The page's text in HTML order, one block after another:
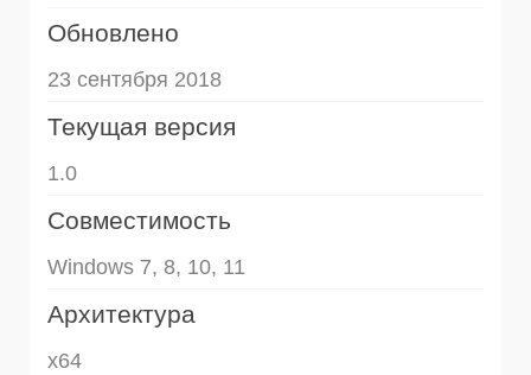
Обновлено
23 сентября 2018
Текущая версия
1.0
Совместимость
Windows 7, 8, 10, 11
Архитектура
x64